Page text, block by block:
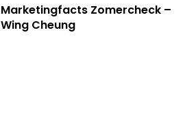
Marketingfacts Zomercheck –
Wing Cheung